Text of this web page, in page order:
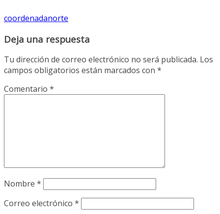
coordenadanorte
Deja una respuesta
Tu dirección de correo electrónico no será publicada. Los
campos obligatorios están marcados con *
Comentario *
Nombre *
Correo electrónico *